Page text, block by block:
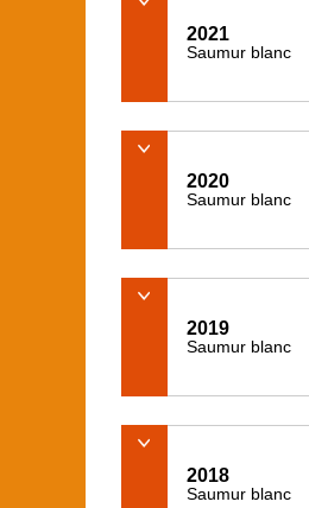
2021
Saumur blanc
2020
Saumur blanc
2019
Saumur blanc
2018
Saumur blanc